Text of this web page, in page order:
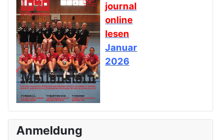
journal
online
lesen
Januar
2026
Anmeldung